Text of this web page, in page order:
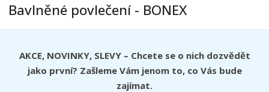
a
d
s
Bavlněné povlečení - BONEX
AKCE, NOVINKY, SLEVY – Chcete se o nich dozvědět
jako první? Zašleme Vám jenom to, co Vás bude
zajímat.